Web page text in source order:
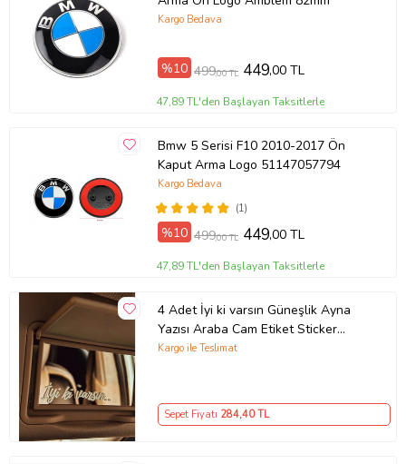
Kargo Bedava
%10 499,00 TL 449,00 TL
47,89 TL'den Başlayan Taksitlerle
Bmw 5 Serisi F10 2010-2017 Ön
Kaput Arma Logo 51147057794
(1)
Kargo Bedava
%10 499,00 TL 449,00 TL
47,89 TL'den Başlayan Taksitlerle
4 Adet İyi ki varsın Güneşlik Ayna
Yazısı Araba Cam Etiket Sticker
8x2cm
Kargo ile Teslimat
Sepet Fiyatı 284,40 TL